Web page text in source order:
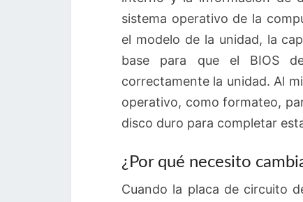
sistema operativo de la
el modelo de la unidad, la
base para que el BIOS
correctamente la unidad. Al
operativo, como formateo,
disco duro para completar
¿Por qué necesito
Cuando la placa de circuito